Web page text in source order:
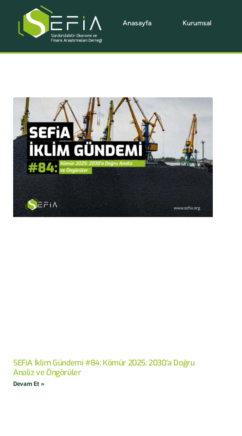
Anasayfa Kurumsal
SEFiA İklim Gündemi #84: Kömür 2025: 2030’a Doğru
Analiz ve Öngörüler
Devam Et »